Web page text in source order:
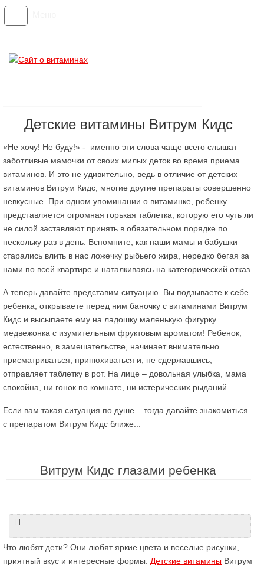
Детские витамины Витрум Кидс
«Не хочу! Не буду!» - именно эти слова чаще всего слышат
заботливые мамочки от своих милых деток во время приема
витаминов. И это не удивительно, ведь в отличие от детских
витаминов Витрум Кидс, многие другие препараты совершенно
невкусные. При одном упоминании о витаминке, ребенку
представляется огромная горькая таблетка, которую его чуть ли
не силой заставляют принять в обязательном порядке по
нескольку раз в день. Вспомните, как наши мамы и бабушки
старались влить в нас ложечку рыбьего жира, нередко бегая за
нами по всей квартире и наталкиваясь на категорический отказ.
А теперь давайте представим ситуацию. Вы подзываете к себе
ребенка, открываете перед ним баночку с витаминами Витрум
Кидс и высыпаете ему на ладошку маленькую фигурку
медвежонка с изумительным фруктовым ароматом! Ребенок,
естественно, в замешательстве, начинает внимательно
присматриваться, принюхиваться и, не сдержавшись,
отправляет таблетку в рот. На лице – довольная улыбка, мама
спокойна, ни гонок по комнате, ни истерических рыданий.
Если вам такая ситуация по душе – тогда давайте знакомиться
с препаратом Витрум Кидс ближе...
Витрум Кидс глазами ребенка
| |
Что любят дети? Они любят яркие цвета и веселые рисунки,
приятный вкус и интересные формы. Детские витамины Витрум